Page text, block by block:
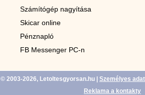
Számítógép nagyítása
Skicar online
Pénznapló
FB Messenger PC-n
© 2003-2026, Letoltesgyorsan.hu
Személyes
Reklama a kontakty